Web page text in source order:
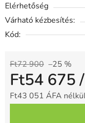
Elérhetőség
Várható kézbesítés:
Kód:
Ft72 900 –25 %
Ft54 675
Ft43 051 ÁFA